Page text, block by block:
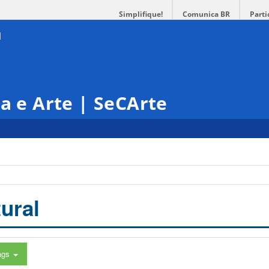
Simplifique! Comunica BR
e Arte | SeCArte